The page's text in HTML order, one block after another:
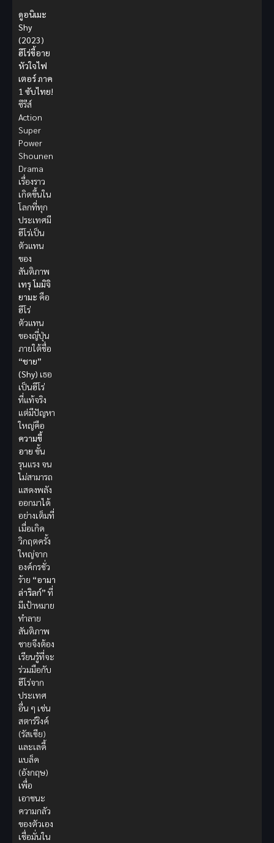
ดูอนิเมะ
Shy
(2023)
ฮีโร่ขี้อาย
หัวใจไฟ
เตอร์ ภาค
1 ซับไทย!
ซีรีส์
Action
Super
Power
Shounen
Drama
เรื่องราว
เกิดขึ้นใน
โลกที่ทุก
ประเทศมี
ฮีโร่เป็น
ตัวแทน
ของ
สันติภาพ
เทรุ โมมิจิ
ยามะ คือ
ฮีโร่
ตัวแทน
ของญี่ปุ่น
ภายใต้ชื่อ
“ชาย”
(Shy) เธอ
เป็นฮีโร่
ที่แท้จริง
แต่มีปัญหา
ใหญ่คือ
ความขี้
อาย ขั้น
รุนแรง จน
ไม่สามารถ
แสดงพลัง
ออกมาได้
อย่างเต็มที่
เมื่อเกิด
วิกฤตครั้ง
ใหญ่จาก
องค์กรชั่ว
ร้าย “อามา
ล่าริลก์” ที่
มีเป้าหมาย
ทำลาย
สันติภาพ
ชายจึงต้อง
เรียนรู้ที่จะ
ร่วมมือกับ
ฮีโร่จาก
ประเทศ
อื่น ๆ เช่น
สตาร์ริงค์
(รัสเซีย)
และเลดี้
แบล็ค
(อังกฤษ)
เพื่อ
เอาชนะ
ความกลัว
ของตัวเอง
เชื่อมั่นใน